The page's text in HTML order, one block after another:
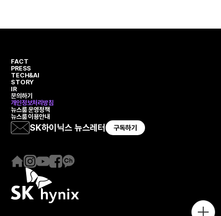
FACT
PRESS
TECH&AI
STORY
IR
문의하기
개인정보처리방침
뉴스룸 운영정책
뉴스룸 이용안내
SK하이닉스 뉴스레터 구독하기
홈
이
지
인
스
타
그
유
튜
브
페
스
북
카
채